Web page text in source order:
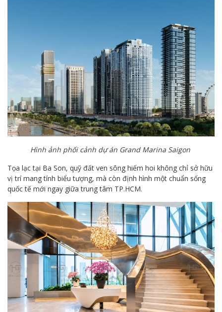
Hình ảnh phối cảnh dự án Grand Marina Saigon
Tọa lạc tại Ba Son, quỹ đất ven sông hiếm hoi không chỉ sở hữu
vị trí mang tính biểu tượng, mà còn định hình một chuẩn sống
quốc tế mới ngay giữa trung tâm TP.HCM.